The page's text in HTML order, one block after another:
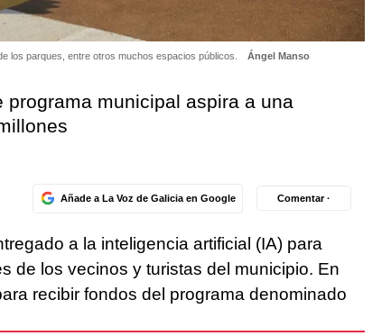
los parques, entre otros muchos espacios públicos. Ángel Manso
municipal aspira a una
Añade a La Voz de Galicia en Google Comentar ·
a la inteligencia artificial (IA) para
de los vecinos y turistas del municipio. En
recibir fondos del programa denominado